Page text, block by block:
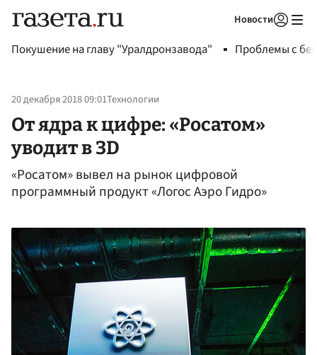
Новости
Покушение на главу "Уралдронзавода" Проблемы с
20 декабря 2018 09:01Технологии
От ядра к цифре: «Росатом»
уводит в 3D
«Росатом» вывел на рынок цифровой
программный продукт «Логос Аэро Гидро»